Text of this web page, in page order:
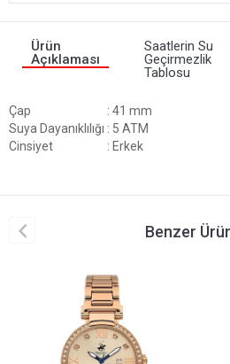
Ürün
Açıklaması
Saatlerin Su
Geçirmezlik
Tablosu
Çap
: 41 mm
Suya Dayanıklılığı : 5 ATM
Cinsiyet
: Erkek
Benzer